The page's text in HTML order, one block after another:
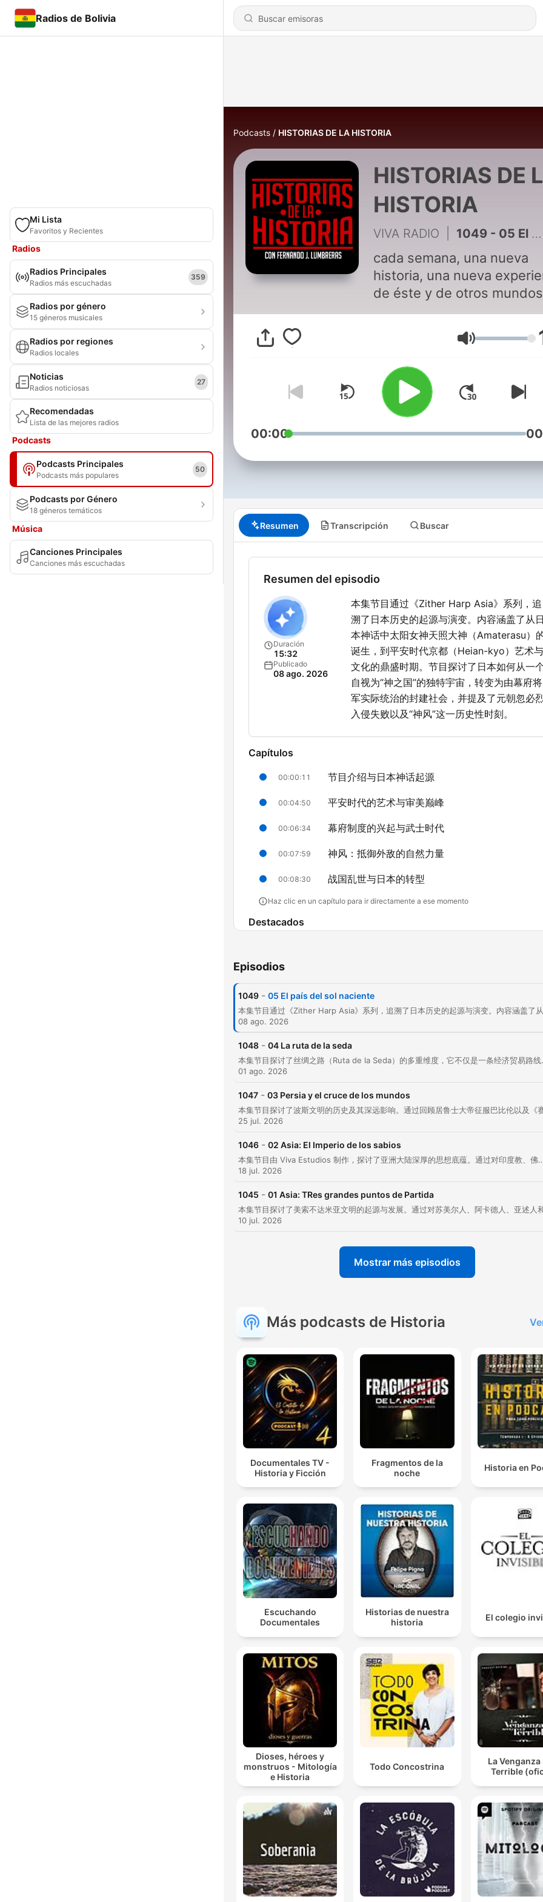
Radios de Bolivia
Mi Lista
Favoritos y Recientes
Radios
Radios Principales
Radios más escuchadas
359
Radios por género
15 géneros musicales
Radios por regiones
Radios locales
Noticias
Radios noticiosas
27
Recomendadas
Lista de las mejores radios
Podcasts
Podcasts Principales
Podcasts más populares
50
Podcasts por Género
18 géneros temáticos
Música
Canciones Principales
Canciones más escuchadas
Podcasts HISTORIAS DE LA HISTORIA
HISTORIAS DE
HISTORIA
VIVA RADIO 1049 - 05 El país del sol naciente
cada semana, una nueva
historia, una nueva
de éste y de otros mundos
Volumen
00:00
Resumen Transcripción Buscar
Resumen del episodio
Duración
15:32
Publicado
08 ago. 2026
本集节目通过《Zither Harp Asia》系列，追
溯了日本历史的起源与演变。内容涵盖了从日
本神话中太阳女神天照大神（Amaterasu）
诞生，到平安时代京都（Heian-kyo）艺术与
文化的鼎盛时期。节目探讨了日本如何从一
自视为“神之国”的独特宇宙，转变为由幕府将
军实际统治的封建社会，并提及了元朝忽必
入侵失败以及“神风”这一历史性时刻。
Capítulos
00:00:11 节目介绍与日本神话起源
00:04:50 平安时代的艺术与审美巅峰
00:06:34 幕府制度的兴起与武士时代
00:07:59 神风：抵御外敌的自然力量
00:08:30 战国乱世与日本的转型
Haz clic en un capítulo para ir directamente a ese momento
Destacados
Se pensó a sí mismo como un universo único, como un
sino una obligación.
00:03:29 · 描述了日本早期作为神之国度所追求的独特国家认同与
En ambas, las flotas fueron destruidas por tifones
00:07:59 · 讲述了忽必烈入侵日本失败时，自然灾害如何被视为神
的保护。
ese Japón del sol naciente, que miraba al mundo
la niebla, aún habita en la memoria, en la forma de
00:13:49 · 总结了日本传统文化精髓在现代记忆与艺术形式中的延
Episodios
1049 - 05 El país del sol naciente
08 ago. 2026
1048 - 04 La ruta de la seda
本集节目探讨了丝绸之路（Ruta de la Seda）的多重维度，它不仅是一条经济贸
01 ago. 2026
1047 - 03 Persia y el cruce de los mundos
25 jul. 2026
1046 - 02 Asia: El Imperio de los sabios
本集节目由 Viva Estudios 制作，探讨了亚洲大陆深厚的思想底蕴。通过对印度教、佛教和儒家思想这三大核心思想流派的考察，节目展示了这些古老智慧如何跨越千年
18 jul. 2026
1045 - 01 Asia: TRes grandes puntos de Partida
10 jul. 2026
Mostrar más episodios
Más podcasts de Historia
Documentales TV -
Historia y Ficción
Fragmentos de la
noche
Historia en
Escuchando
Documentales
Historias de nuestra
historia
El colegio
Dioses, héroes y
monstruos - Mitología
e Historia
Todo Concostrina
La Venganza
Terrible